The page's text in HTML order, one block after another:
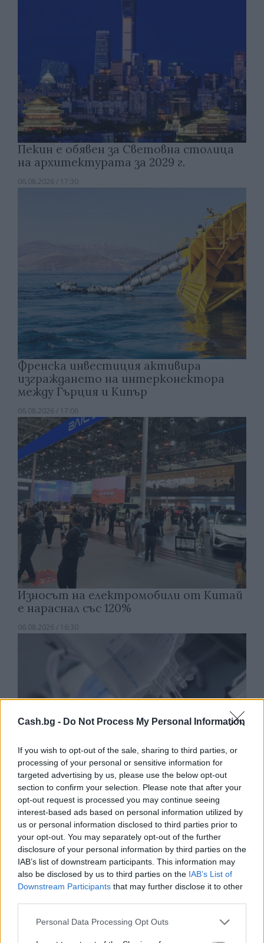
Cash.bg - Do Not Process My Personal Information
If you wish to opt-out of the sale, sharing to third parties, or
processing of your personal or sensitive information for
targeted advertising by us, please use the below opt-out
section to confirm your selection. Please note that after your
opt-out request is processed you may continue seeing
interest-based ads based on personal information utilized by
us or personal information disclosed to third parties prior to
your opt-out. You may separately opt-out of the further
disclosure of your personal information by third parties on the
IAB’s list of downstream participants. This information may
also be disclosed by us to third parties on the IAB’s List of
Downstream Participants that may further disclose it to other
Personal Data Processing Opt Outs
Пекин е обявен за Световна столица
на архитектурата за 2029 г.
06.08.2026 / 17:30
Френска инвестиция активира
изграждането на интерконектора
между Гърция и Кипър
06.08.2026 / 17:06
Износът на електромобили от Китай
е нараснал със 120%
06.08.2026 / 16:30
Ню Йорк стана 14-ият щат на САЩ, в
който е разрешена евтаназията
06.08.2026 / 16:00